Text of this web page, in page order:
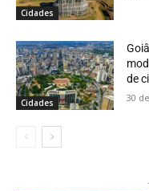
Cidades
Cidades
de
30